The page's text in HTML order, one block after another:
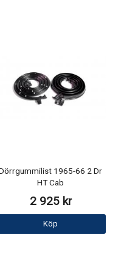
1965-66 2 Dr
HT Cab
2 925 kr
Köp